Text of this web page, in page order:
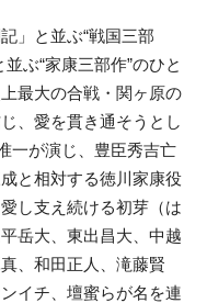
」と並ぶ“戦国三部
ぶ“家康三部作”のひと
最大の合戦・関ヶ原の
、愛を貫き通そうとし
一が演じ、豊臣秀吉亡
と相対する徳川家康役
し支え続ける初芽（は
岳大、東出昌大、中越
、和田正人、滝藤賢
イチ、壇蜜らが名を連